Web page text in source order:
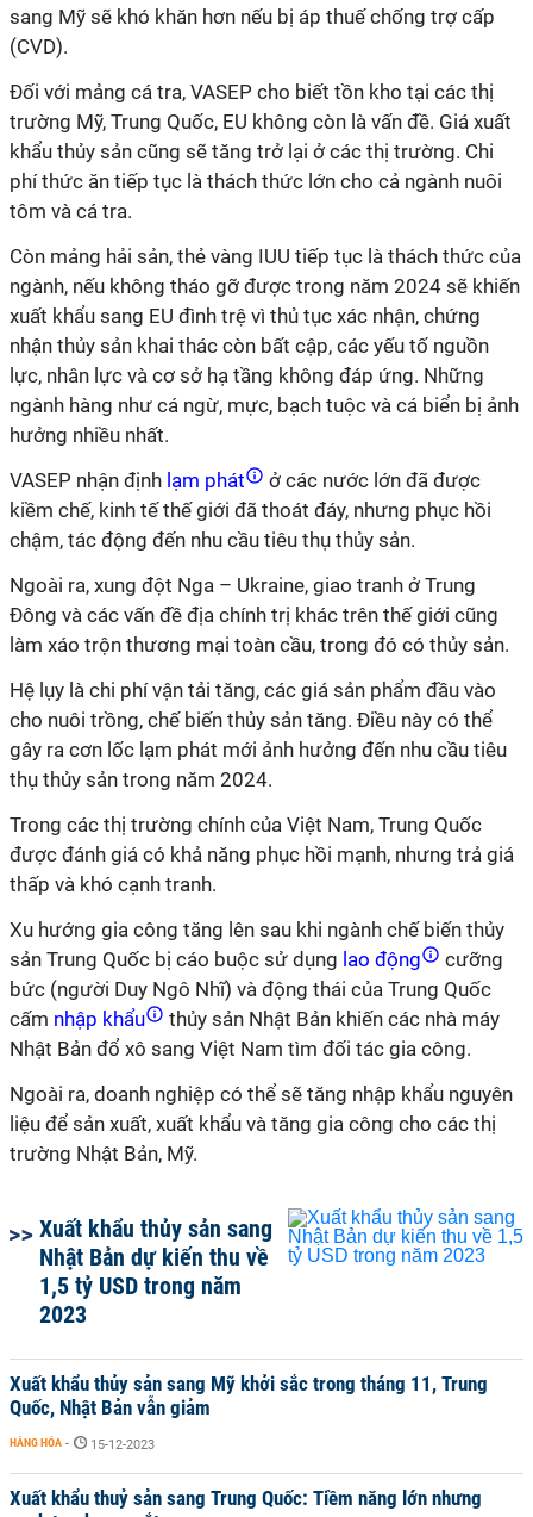
sang Mỹ sẽ khó khăn hơn nếu bị áp thuế chống trợ cấp
(CVD).
Đối với mảng cá tra, VASEP cho biết tồn kho tại các thị
trường Mỹ, Trung Quốc, EU không còn là vấn đề. Giá xuất
khẩu thủy sản cũng sẽ tăng trở lại ở các thị trường. Chi
phí thức ăn tiếp tục là thách thức lớn cho cả ngành nuôi
tôm và cá tra.
Còn mảng hải sản, thẻ vàng IUU tiếp tục là thách thức của
ngành, nếu không tháo gỡ được trong năm 2024 sẽ khiến
xuất khẩu sang EU đình trệ vì thủ tục xác nhận, chứng
nhận thủy sản khai thác còn bất cập, các yếu tố nguồn
lực, nhân lực và cơ sở hạ tầng không đáp ứng. Những
ngành hàng như cá ngừ, mực, bạch tuộc và cá biển bị ảnh
hưởng nhiều nhất.
VASEP nhận định lạm phát
ở các nước lớn đã được
kiềm chế, kinh tế thế giới đã thoát đáy, nhưng phục hồi
chậm, tác động đến nhu cầu tiêu thụ thủy sản.
Ngoài ra, xung đột Nga – Ukraine, giao tranh ở Trung
Đông và các vấn đề địa chính trị khác trên thế giới cũng
làm xáo trộn thương mại toàn cầu, trong đó có thủy sản.
Hệ lụy là chi phí vận tải tăng, các giá sản phẩm đầu vào
cho nuôi trồng, chế biến thủy sản tăng. Điều này có thể
gây ra cơn lốc lạm phát mới ảnh hưởng đến nhu cầu tiêu
thụ thủy sản trong năm 2024.
Trong các thị trường chính của Việt Nam, Trung Quốc
được đánh giá có khả năng phục hồi mạnh, nhưng trả giá
thấp và khó cạnh tranh.
Xu hướng gia công tăng lên sau khi ngành chế biến thủy
sản Trung Quốc bị cáo buộc sử dụng lao động
cưỡng
bức (người Duy Ngô Nhĩ) và động thái của Trung Quốc
cấm nhập khẩu
thủy sản Nhật Bản khiến các nhà máy
Nhật Bản đổ xô sang Việt Nam tìm đối tác gia công.
Ngoài ra, doanh nghiệp có thể sẽ tăng nhập khẩu nguyên
liệu để sản xuất, xuất khẩu và tăng gia công cho các thị
trường Nhật Bản, Mỹ.
Xuất khẩu thủy sản sang
Nhật Bản dự kiến thu về
1,5 tỷ USD trong năm
2023
Xuất khẩu thủy sản sang Mỹ khởi sắc trong tháng 11, Trung
Quốc, Nhật Bản vẫn giảm
HÀNG HÓA - 15-12-2023
Xuất khẩu thuỷ sản sang Trung Quốc: Tiềm năng lớn nhưng